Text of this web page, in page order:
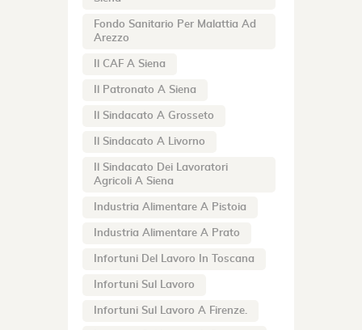
Fondo Sanitario Per Malattia Ad
Arezzo
Il CAF A Siena
Il Patronato A Siena
Il Sindacato A Grosseto
Il Sindacato A Livorno
Il Sindacato Dei Lavoratori
Agricoli A Siena
Industria Alimentare A Pistoia
Industria Alimentare A Prato
Infortuni Del Lavoro In Toscana
Infortuni Sul Lavoro
Infortuni Sul Lavoro A Firenze.